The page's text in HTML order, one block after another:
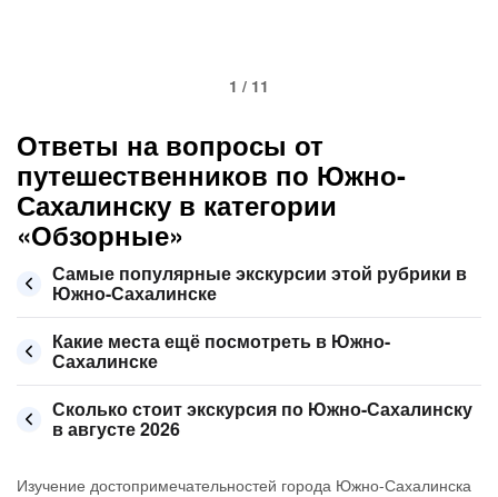
1 / 11
Ответы на вопросы от
путешественников по Южно-
Сахалинску в категории
«Обзорные»
Самые популярные экскурсии этой рубрики в
Южно-Сахалинске
Какие места ещё посмотреть в Южно-
Сахалинске
Сколько стоит экскурсия по Южно-Сахалинску
в августе 2026
Изучение достопримечательностей города Южно-Сахалинска